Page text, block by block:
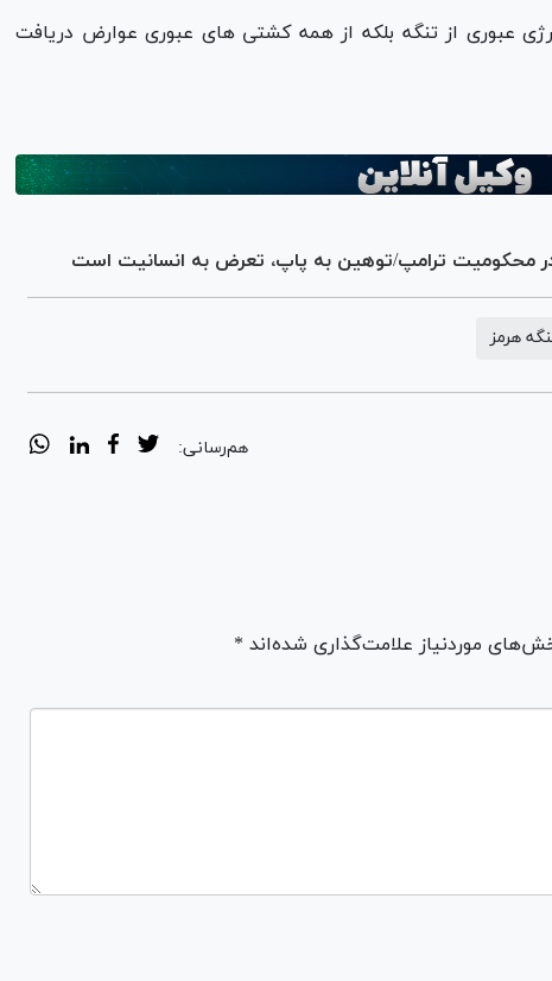
عبوری از تنگه بلکه از همه کشتی های عبوری عوارض دریافت
محکومیت ترامپ/توهین به پاپ، تعرض به انسانیت است
هرمز
هم‌رسانی:
موردنیاز علامت‌گذاری شده‌اند *